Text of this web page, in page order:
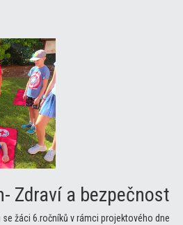
Zdraví a bezpečnost
žáci 6.ročníků v rámci projektového dne